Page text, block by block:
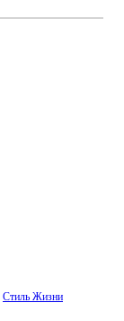
Стиль Жизни